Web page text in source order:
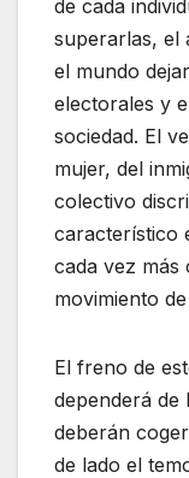
de cada
superarlas, el
el mundo
electorales y
sociedad. El
mujer, del
colectivo
característico
cada vez más
movimiento
El freno de
dependerá de
deberán
de lado el